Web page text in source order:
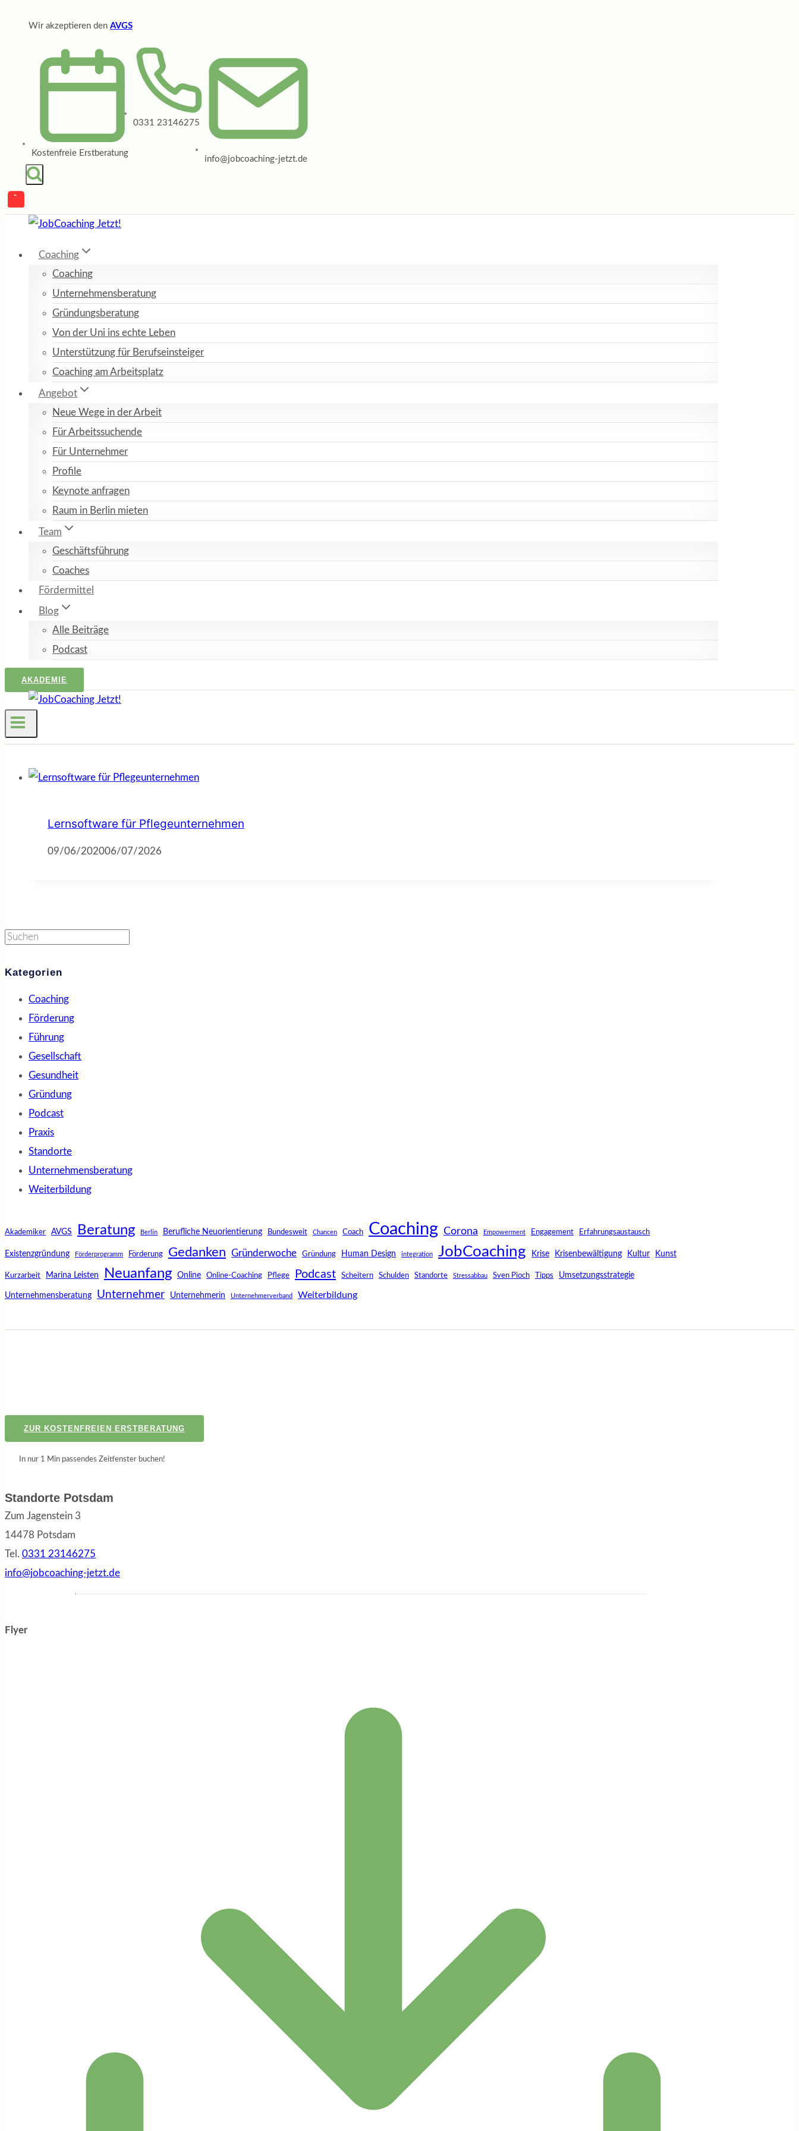
Wir akzeptieren den AVGS
Kostenfreie Erstberatung
0331 23146275
info@jobcoaching-jetzt.de
Coaching
Coaching
Unternehmensberatung
Gründungsberatung
Von der Uni ins echte Leben
Unterstützung für Berufseinsteiger
Coaching am Arbeitsplatz
Angebot
Neue Wege in der Arbeit
Für Arbeitssuchende
Für Unternehmer
Profile
Keynote anfragen
Raum in Berlin mieten
Team
Geschäftsführung
Coaches
Fördermittel
Blog
Alle Beiträge
Podcast
AKADEMIE
Lernsoftware für Pflegeunternehmen
09/06/202006/07/2026
Suchen
Kategorien
Coaching
Förderung
Führung
Gesellschaft
Gesundheit
Gründung
Podcast
Praxis
Standorte
Unternehmensberatung
Weiterbildung
Akademiker AVGS Beratung Berlin Berufliche Neuorientierung Bundesweit Chancen Coach Coaching Corona Empowerment Engagement Erfahrungsaustausch
Existenzgründung Förderprogramm Förderung Gedanken Gründerwoche Gründung Human Design integration JobCoaching Krise Krisenbewältigung Kultur Kunst
Kurzarbeit Marina Leisten Neuanfang Online Online-Coaching Pflege Podcast Scheitern Schulden Standorte Stressabbau Sven Pioch Tipps Umsetzungsstrategie
Unternehmensberatung Unternehmer Unternehmerin Unternehmerverband Weiterbildung
ZUR KOSTENFREIEN ERSTBERATUNG
In nur 1 Min passendes Zeitfenster buchen!
Standorte Potsdam
Zum Jagenstein 3
14478 Potsdam
Tel. 0331 23146275
info@jobcoaching-jetzt.de
Flyer